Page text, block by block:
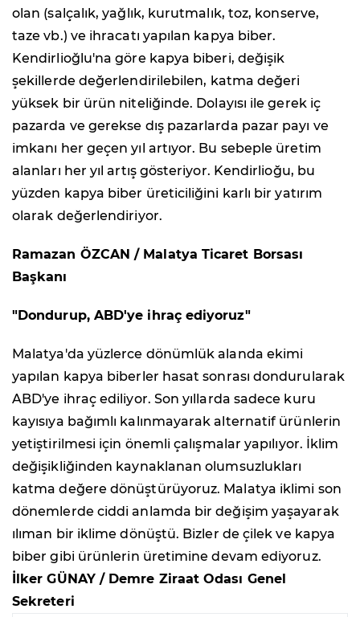
olan (salçalık, yağlık, kurutmalık, toz, konserve,
taze vb.) ve ihracatı yapılan kapya biber.
Kendirlioğlu'na göre kapya biberi, değişik
şekillerde değerlendirilebilen, katma değeri
yüksek bir ürün niteliğinde. Dolayısı ile gerek iç
pazarda ve gerekse dış pazarlarda pazar payı ve
imkanı her geçen yıl artıyor. Bu sebeple üretim
alanları her yıl artış gösteriyor. Kendirlioğu, bu
yüzden kapya biber üreticiliğini karlı bir yatırım
olarak değerlendiriyor.
Ramazan ÖZCAN / Malatya Ticaret Borsası
Başkanı
"Dondurup, ABD'ye ihraç ediyoruz"
Malatya'da yüzlerce dönümlük alanda ekimi
yapılan kapya biberler hasat sonrası dondurularak
ABD'ye ihraç ediliyor. Son yıllarda sadece kuru
kayısıya bağımlı kalınmayarak alternatif ürünlerin
yetiştirilmesi için önemli çalışmalar yapılıyor. İklim
değişikliğinden kaynaklanan olumsuzlukları
katma değere dönüştürüyoruz. Malatya iklimi son
dönemlerde ciddi anlamda bir değişim yaşayarak
ılıman bir iklime dönüştü. Bizler de çilek ve kapya
biber gibi ürünlerin üretimine devam ediyoruz.
İlker GÜNAY / Demre Ziraat Odası Genel
Sekreteri